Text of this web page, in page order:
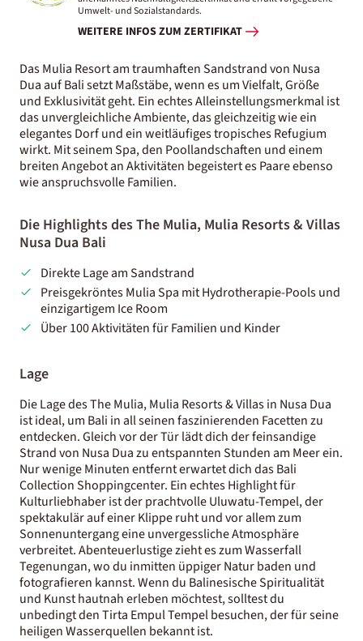
Umwelt- und Sozialstandards.
WEITERE INFOS ZUM ZERTIFIKAT
Das Mulia Resort am traumhaften Sandstrand von Nusa
Dua auf Bali setzt Maßstäbe, wenn es um Vielfalt, Größe
und Exklusivität geht. Ein echtes Alleinstellungsmerkmal ist
das unvergleichliche Ambiente, das gleichzeitig wie ein
elegantes Dorf und ein weitläufiges tropisches Refugium
wirkt. Mit seinem Spa, den Poollandschaften und einem
breiten Angebot an Aktivitäten begeistert es Paare ebenso
wie anspruchsvolle Familien.
Die Highlights des The Mulia, Mulia Resorts & Villas
Nusa Dua Bali
Direkte Lage am Sandstrand
Preisgekröntes Mulia Spa mit Hydrotherapie-Pools und
einzigartigem Ice Room
Über 100 Aktivitäten für Familien und Kinder
Lage
Die Lage des The Mulia, Mulia Resorts & Villas in Nusa Dua
ist ideal, um Bali in all seinen faszinierenden Facetten zu
entdecken. Gleich vor der Tür lädt dich der feinsandige
Strand von Nusa Dua zu entspannten Stunden am Meer ein.
Nur wenige Minuten entfernt erwartet dich das Bali
Collection Shoppingcenter. Ein echtes Highlight für
Kulturliebhaber ist der prachtvolle Uluwatu-Tempel, der
spektakulär auf einer Klippe ruht und vor allem zum
Sonnenuntergang eine unvergessliche Atmosphäre
verbreitet. Abenteuerlustige zieht es zum Wasserfall
Tegenungan, wo du inmitten üppiger Natur baden und
fotografieren kannst. Wenn du Balinesische Spiritualität
und Kunst hautnah erleben möchtest, solltest du
unbedingt den Tirta Empul Tempel besuchen, der für seine
heiligen Wasserquellen bekannt ist.